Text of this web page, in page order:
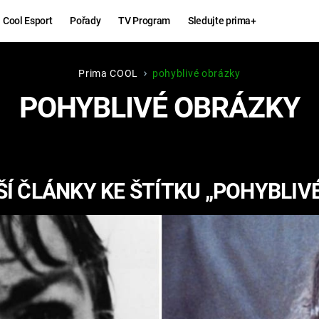
Cool Esport Pořady TV Program Sledujte prima+
Hry
KINGDOM
COME:
DELIVERANCE
ESPORT
Zábava
CHUCK
NORRIS
Prima COOL pohyblivé obrázky
POHYBLIVÉ OBRÁZKY
ČLÁNKY KE ŠTÍTKU